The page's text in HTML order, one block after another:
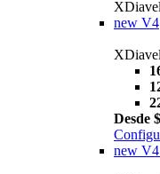
XDiavel
new V4
Desde
new